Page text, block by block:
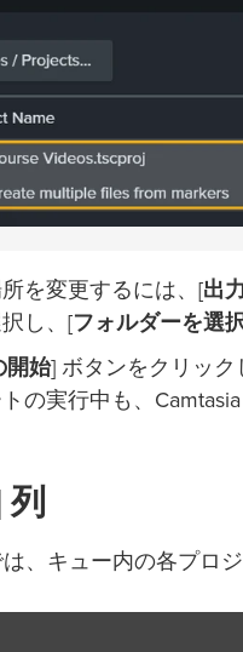
を変更するには、[出
し、[フォルダーを選
開始] ボタンをクリック
の実行中も、
、キュー内の各プロ